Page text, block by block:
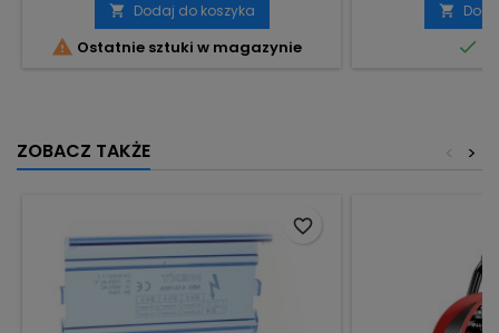
 Dodaj do koszyka
 Ostatnie sztuki w magazynie


ZOBACZ TAKŻE >
<
favorite_border